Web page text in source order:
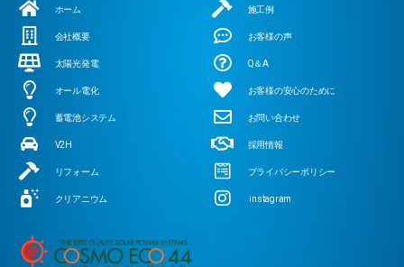
ホーム
会社概要
太陽光発電
オール電化
蓄電池システム
V2H
リフォーム
クリアニウム
施工例
お客様の声
Q＆A
お客様の安心のために
お問い合わせ
採用情報
プライバシーポリシー
instagram